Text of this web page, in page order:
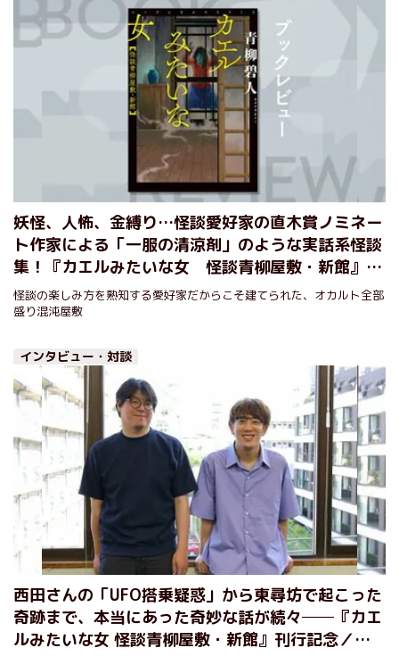
妖怪、人怖、金縛り…怪談愛好家の直木賞ノミネー
ト作家による「一服の清涼剤」のような実話系怪談
集！『カエルみたいな女 怪談青柳屋敷・新館』青
柳碧人
怪談の楽しみ方を熟知する愛好家だからこそ建てられた、オカルト全部
盛り混沌屋敷
インタビュー・対談
西田さんの「UFO搭乗疑惑」から東尋坊で起こった
奇跡まで、本当にあった奇妙な話が続々──『カエ
ルみたいな女 怪談青柳屋敷・新館』刊行記念／青